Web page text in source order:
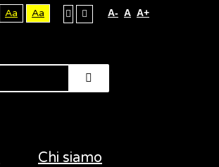
Aa Aa A- A A+
Chi siamo